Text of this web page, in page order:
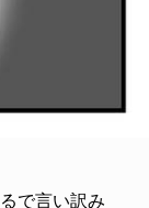
で言い訳み